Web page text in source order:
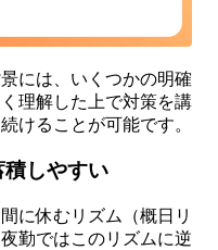
には、いくつかの明確
理解した上で対策を講
けることが可能です。
しやすい
に休むリズム（概日リ
勤ではこのリズムに逆